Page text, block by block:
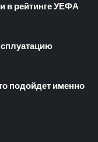
в рейтинге УЕФА
подойдет именно